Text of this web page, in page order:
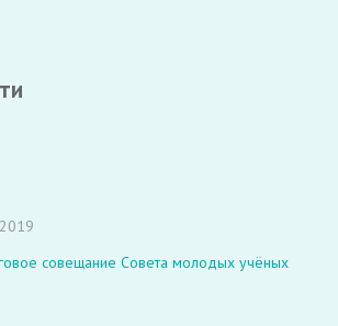
совещание Совета молодых учёных